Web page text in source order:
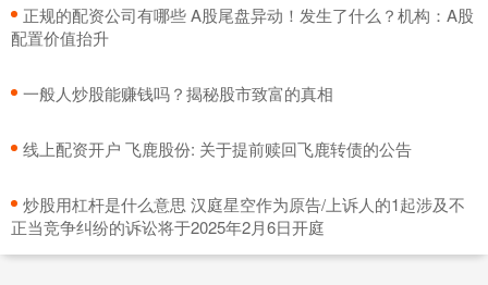
​正规的配资公司有哪些 A股尾盘异动！发生了什么？机构：A股
配置价值抬升
​一般人炒股能赚钱吗？揭秘股市致富的真相
​线上配资开户 飞鹿股份: 关于提前赎回飞鹿转债的公告
​炒股用杠杆是什么意思 汉庭星空作为原告/上诉人的1起涉及不
正当竞争纠纷的诉讼将于2025年2月6日开庭